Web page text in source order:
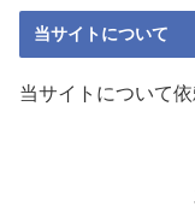
当サイトについて
当サイトについて